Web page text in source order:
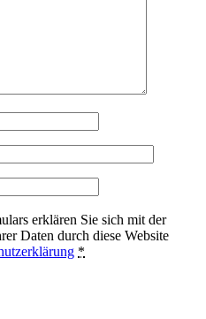
erklären Sie sich mit der
Daten durch diese Website
*